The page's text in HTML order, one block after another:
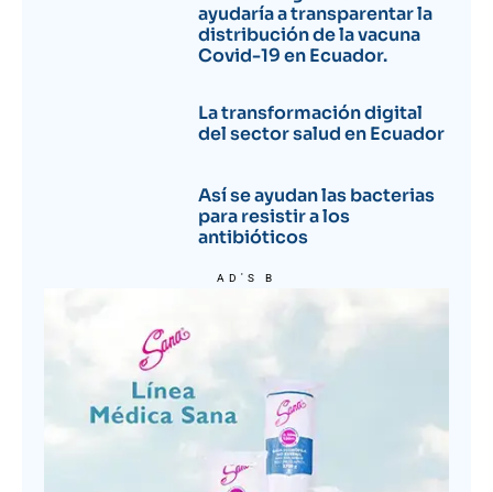
ayudaría a transparentar la
distribución de la vacuna
Covid-19 en Ecuador.
La transformación digital
del sector salud en Ecuador
Así se ayudan las bacterias
para resistir a los
antibióticos
AD'S B